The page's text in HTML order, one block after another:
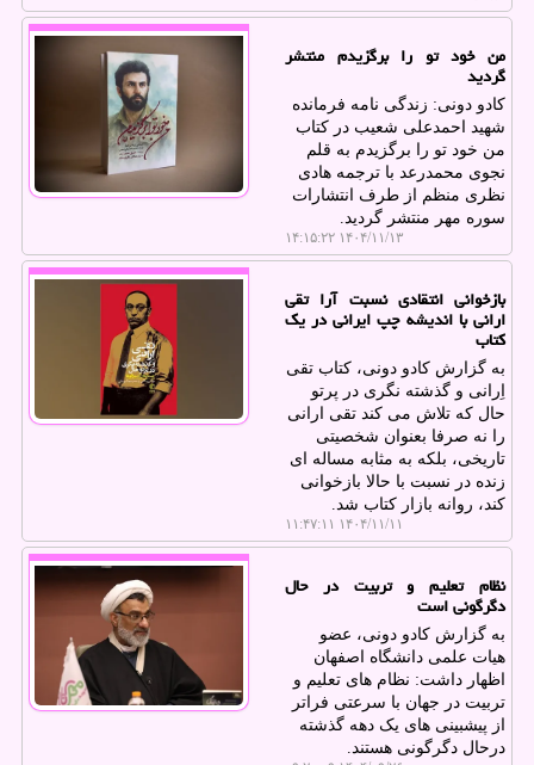
من خود تو را برگزیدم منتشر
گردید
کادو دونی: زندگی نامه فرمانده
شهید احمدعلی شعیب در کتاب
من خود تو را برگزیدم به قلم
نجوی محمدرعد با ترجمه هادی
نظری منظم از طرف انتشارات
سوره مهر منتشر گردید.
۱۴۰۴/۱۱/۱۳ ۱۴:۱۵:۲۲
بازخوانی انتقادی نسبت آرا تقی
ارانی با اندیشه چپ ایرانی در یک
کتاب
به گزارش کادو دونی، کتاب تقی
اِرانی و گذشته نگری در پرتو
حال که تلاش می کند تقی ارانی
را نه صرفا بعنوان شخصیتی
تاریخی، بلکه به مثابه مساله ای
زنده در نسبت با حالا بازخوانی
کند، روانه بازار کتاب شد.
۱۴۰۴/۱۱/۱۱ ۱۱:۴۷:۱۱
نظام تعلیم و تربیت در حال
دگرگونی است
به گزارش کادو دونی، عضو
هیات علمی دانشگاه اصفهان
اظهار داشت: نظام های تعلیم و
تربیت در جهان با سرعتی فراتر
از پیشبینی های یک دهه گذشته
درحال دگرگونی هستند.